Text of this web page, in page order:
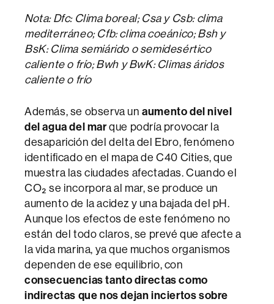
Nota: Dfc: Clima boreal; Csa y Csb: clima
mediterráneo; Cfb: clima coeánico; Bsh y
BsK: Clima semiárido o semidesértico
caliente o frío; Bwh y BwK: Climas áridos
caliente o frío
Además, se observa unaumento del nivel
del agua del marque podría provocar la
desaparición del delta del Ebro, fenómeno
identificado en el mapa de C40 Cities, que
muestra las ciudades afectadas. Cuando el
CO₂ se incorpora al mar, se produce un
aumento de la acidez y una bajada del pH.
Aunque los efectos de este fenómeno no
están del todo claros, se prevé que afecte a
la vida marina, ya que muchos organismos
dependen de ese equilibrio, con
consecuencias tanto directas como
indirectas que nos dejan inciertos sobre